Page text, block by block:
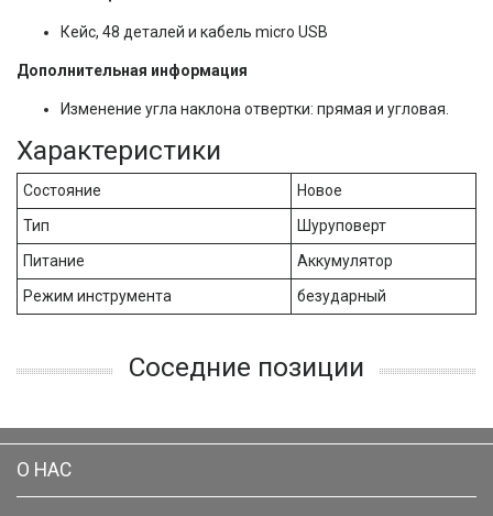
Кейс, 48 деталей и кабель micro USB
Дополнительная информация
Изменение угла наклона отвертки: прямая и угловая.
Характеристики
Состояние
Новое
Тип
Шуруповерт
Питание
Аккумулятор
Режим инструмента
безударный
Соседние позиции
О НАС